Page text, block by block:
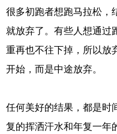
很多初跑者想跑马拉松，
就放弃了。有些人想通过
重再也不往下掉，所以放
开始，而是中途放弃。
任何美好的结果，都是时
复的挥洒汗水和年复一年